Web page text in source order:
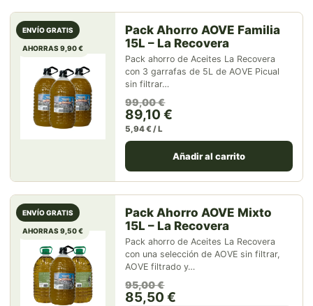
ENVÍO GRATIS
AHORRAS 9,90 €
Pack Ahorro AOVE Familia
15L – La Recovera
Pack ahorro de Aceites La Recovera
con 3 garrafas de 5L de AOVE Picual
sin filtrar…
99,00€
El precio original era: 99,00
89,10€
El precio actual es: 89,10 €.
5,94 € / L
Añadir al carrito
ENVÍO GRATIS
AHORRAS 9,50 €
Pack Ahorro AOVE Mixto
15L – La Recovera
Pack ahorro de Aceites La Recovera
con una selección de AOVE sin filtrar,
AOVE filtrado y…
95,00€
El precio original era: 95,00
85,50€
El precio actual es: 85,50 €.